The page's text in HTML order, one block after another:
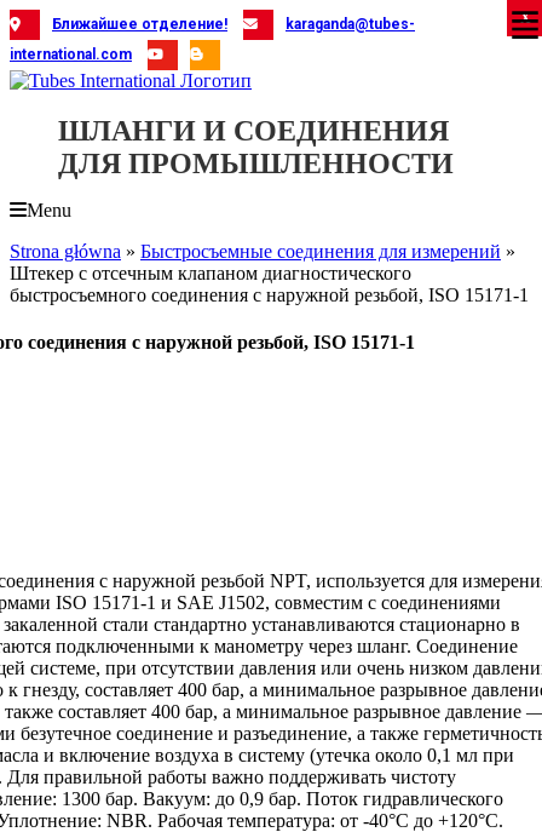
Skip
to
content
Ближайшее отделение!
karaganda@tubes-
international.com
ШЛАНГИ И СОЕДИНЕНИЯ
ДЛЯ ПРОМЫШЛЕННОСТИ
Menu
Strona główna » Быстросъемные соединения для измерений »
Штекер с отсечным клапаном диагностического
быстросъемного соединения с наружной резьбой, ISO 15171-1
соединения с наружной резьбой, ISO 15171-1
с наружной резьбой NPT, используется для
ISO 15171-1 и SAE J1502, совместим с соединениями
стали стандартно устанавливаются стационарно в
подключенными к манометру через шланг. Соединение
системе, при отсутствии давления или очень низком
гнезду, составляет 400 бар, а минимальное разрывное
составляет 400 бар, а минимальное разрывное давление
соединение и разъединение, а также
и включение воздуха в систему (утечка около 0,1 мл при
правильной работы важно поддерживать чистоту
1300 бар. Вакуум: до 0,9 бар. Поток гидравлического
NBR. Рабочая температура: от -40°C до +120°C.
X
X
X
X
X
X
X
X
X
X
X
X
X
X
X
X
X
X
X